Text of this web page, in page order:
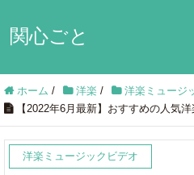
関心ごと
ホーム / 洋楽 / 洋楽ミュージ
【2022年6月最新】おすすめの人気
洋楽ミュージックビデオ